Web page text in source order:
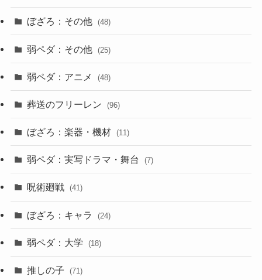
ぼざろ：その他 (48)
弱ペダ：その他 (25)
弱ペダ：アニメ (48)
葬送のフリーレン (96)
ぼざろ：楽器・機材 (11)
弱ペダ：実写ドラマ・舞台 (7)
呪術廻戦 (41)
ぼざろ：キャラ (24)
弱ペダ：大学 (18)
推しの子 (71)